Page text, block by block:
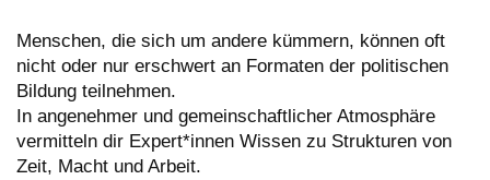
von
Alleinerziehenden
Menschen, die sich um andere kümmern, können oft
nicht oder nur erschwert an Formaten der politischen
Bildung teilnehmen.
In angenehmer und gemeinschaftlicher Atmosphäre
vermitteln dir Expert*innen Wissen zu Strukturen von
Zeit, Macht und Arbeit.